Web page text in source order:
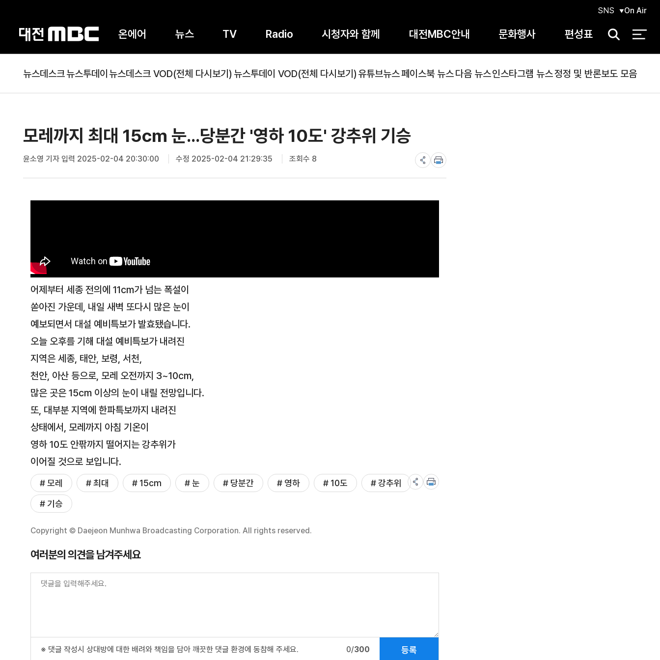
온에어 뉴스 TV Radio 시청자와 함께 대전MBC안내 문화행사 편성표
SNS On Air
검
뉴스데스크뉴스투데이 뉴스데스크 VOD(전체 다시보기) 뉴스투데이 VOD(전체 다시보기) 유튜브뉴스페이스북 뉴스다음 뉴스인스타그램 뉴스정정 및 반론보도 모음
모레까지 최대 15cm 눈...당분간 '영하 10도' 강추위 기승
윤소영 기자입력 2025-02-04 20:30:00 수정 2025-02-04 21:29:35 조회수 8
어제부터 세종 전의에 11cm가 넘는 폭설이
쏟아진 가운데, 내일 새벽 또다시 많은 눈이
예보되면서 대설 예비특보가 발효됐습니다.
오늘 오후를 기해 대설 예비특보가 내려진
지역은 세종, 태안, 보령, 서천,
천안, 아산 등으로, 모레 오전까지 3~10cm,
많은 곳은 15cm 이상의 눈이 내릴 전망입니다.
또, 대부분 지역에 한파특보까지 내려진
상태에서, 모레까지 아침 기온이
영하 10도 안팎까지 떨어지는 강추위가
이어질 것으로 보입니다.
# 모레 # 최대 # 15cm # 눈 # 당분간 # 영하 # 10도
# 강추위
# 기승
Copyright © Daejeon Munhwa Broadcasting Corporation. All rights reserved.
여러분의 의견을 남겨주세요
※ 댓글 작성시 상대방에 대한 배려와 책임을 담아 깨끗한 댓글 환경에 동참해 주세요. 0/300 등록